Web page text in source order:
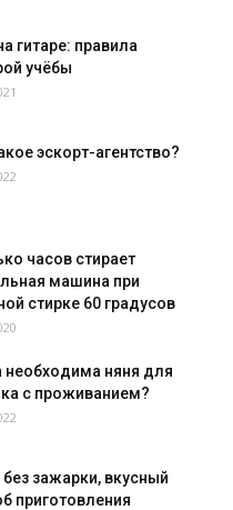
гитаре: правила
учёбы
эскорт-агентство?
часов стирает
машина при
стирке 60 градусов
необходима няня для
с проживанием?
зажарки, вкусный
приготовления